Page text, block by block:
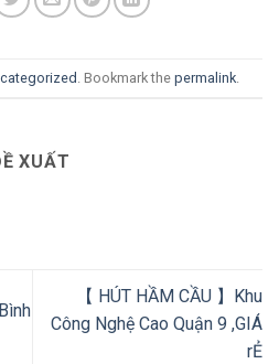
. Bookmark the permalink.
XUẤT
【 HÚT HẦM CẦU 】Khu
Công Nghệ Cao Quận 9 ,GIÁ
rẺ